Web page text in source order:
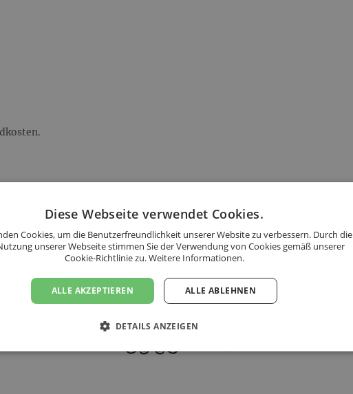
12,00 €.
folgenden Ländern an:
Diese Webseite verwendet Cookies.
Cookies, um die Benutzerfreundlichkeit unserer Website zu verbessern. Durch die
unserer Webseite stimmen Sie der Verwendung von Cookies gemäß unserer
Cookie-Richtlinie zu.Weitere Informationen.
ALLE AKZEPTIEREN ALLE ABLEHNEN
DETAILS ANZEIGEN